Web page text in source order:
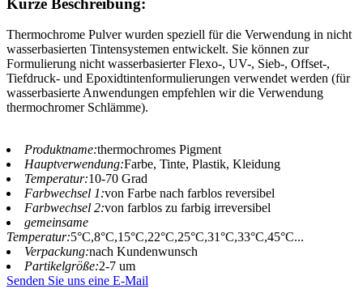
Thermochrome Pulver wurden speziell für die Verwendung in nicht
wasserbasierten Tintensystemen entwickelt. Sie können zur
Formulierung nicht wasserbasierter Flexo-, UV-, Sieb-, Offset-,
Tiefdruck- und Epoxidtintenformulierungen verwendet werden (für
wasserbasierte Anwendungen empfehlen wir die Verwendung
thermochromer Schlämme).
Produktname:thermochromes Pigment
Hauptverwendung:Farbe, Tinte, Plastik, Kleidung
Temperatur:10-70 Grad
Farbwechsel 1:von Farbe nach farblos reversibel
Farbwechsel 2:von farblos zu farbig irreversibel
gemeinsame
Temperatur:5°C,8°C,15°C,22°C,25°C,31°C,33°C,45°C...
Verpackung:nach Kundenwunsch
Partikelgröße:2-7 um
Senden Sie uns eine E-Mail